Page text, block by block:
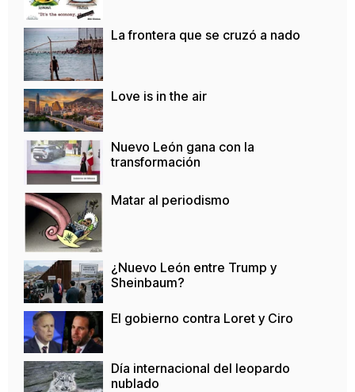
La frontera que se cruzó a nado
Love is in the air
Nuevo León gana con la
transformación
Matar al periodismo
¿Nuevo León entre Trump y
Sheinbaum?
El gobierno contra Loret y Ciro
Día internacional del leopardo
nublado